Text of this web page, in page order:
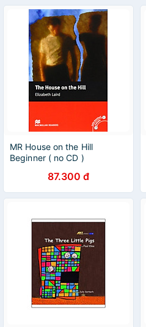
MR House on the Hill
Beginner ( no CD )
87.300 đ